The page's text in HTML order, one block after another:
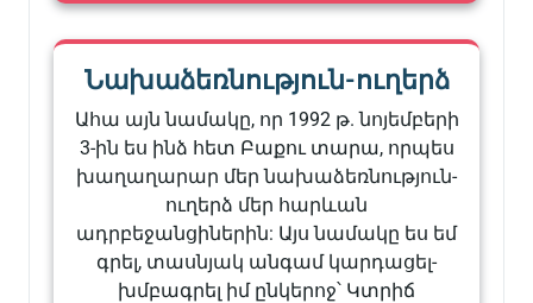
Նախաձեռնություն-ուղերձ
Ահա այն նամակը, որ 1992 թ. նոյեմբերի
3-ին ես ինձ հետ Բաքու տարա, որպես
խաղաղարար մեր նախաձեռնություն-
ուղերձ մեր հարևան
ադրբեջանցիներին: Այս նամակը ես եմ
գրել, տասնյակ անգամ կարդացել-
խմբագրել իմ ընկերոջ՝ Կտրիճ